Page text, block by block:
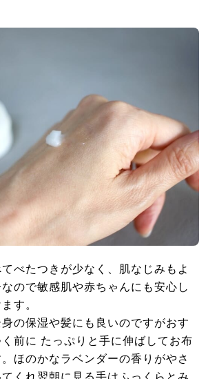
べたつきが少なく、肌なじみもよ
ので敏感肌や赤ちゃんにも安心し
す。
の保湿や髪にも良いのですがおす
前に たっぷりと手に伸ばしてお布
ほのかなラベンダーの香りがやさ
くれ翌朝に見る手はふっくらとみ